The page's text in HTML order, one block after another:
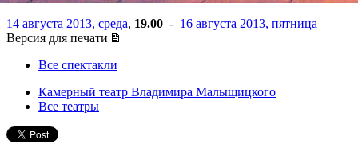
14 августа 2013, среда, 19.00 - 16 августа 2013, пятница
Версия для печати
Все спектакли
Камерный театр Владимира Малыщицкого
Все театры